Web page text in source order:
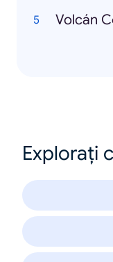
Volcán
Explorați